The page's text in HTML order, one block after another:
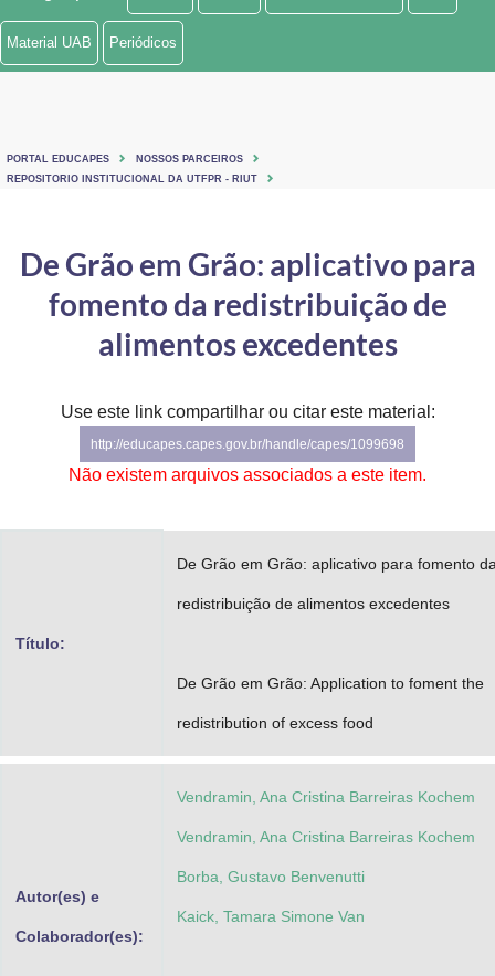
Ministério de Minas e Energia
Ministério do Turismo
Controladoria-Geral da União
Secretaria de Governo
Gabinete de Segurança Institucional
Material UAB Periódicos
PORTAL EDUCAPES
NOSSOS PARCEIROS
REPOSITORIO INSTITUCIONAL DA UTFPR - RIUT
De Grão em Grão: aplicativo para
fomento da redistribuição de
alimentos excedentes
Use este link compartilhar ou citar este material:
http://educapes.capes.gov.br/handle/capes/1099698
Não existem arquivos associados a este item.
Título:
De Grão em Grão: aplicativo para fomento
redistribuição de alimentos excedentes
De Grão em Grão: Application to foment the
redistribution of excess food
Autor(es) e
Colaborador(es):
Vendramin, Ana Cristina Barreiras Kochem
Vendramin, Ana Cristina Barreiras Kochem
Borba, Gustavo Benvenutti
Kaick, Tamara Simone Van